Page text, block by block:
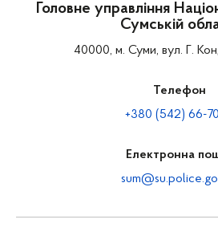
Головне управління
Сумській
40000, м. Суми, вул. Г.
Телефон
+380 (542) 66-
Електронна